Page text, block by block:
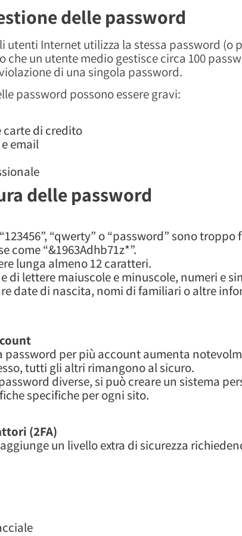
delle password
utenti Internet utilizza la stessa password (o
un utente medio gestisce circa 100
di una singola password.
password possono essere gravi:
carte di credito
email
delle password
“qwerty” o “password” sono
come “&1963Adhb71z*”.
lunga almeno 12 caratteri.
di lettere maiuscole e minuscole, numeri e
date di nascita, nomi di familiari o altre
password per più account aumenta
tutti gli altri rimangono al sicuro.
diverse, si può creare un sistema
specifiche per ogni sito.
(2FA)
un livello extra di sicurezza